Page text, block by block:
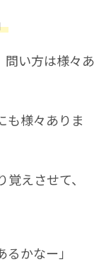
問い方は様々あ
も様々ありま
えさせて、
かなー」